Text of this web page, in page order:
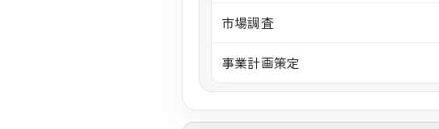
市場調査
事業計画策定